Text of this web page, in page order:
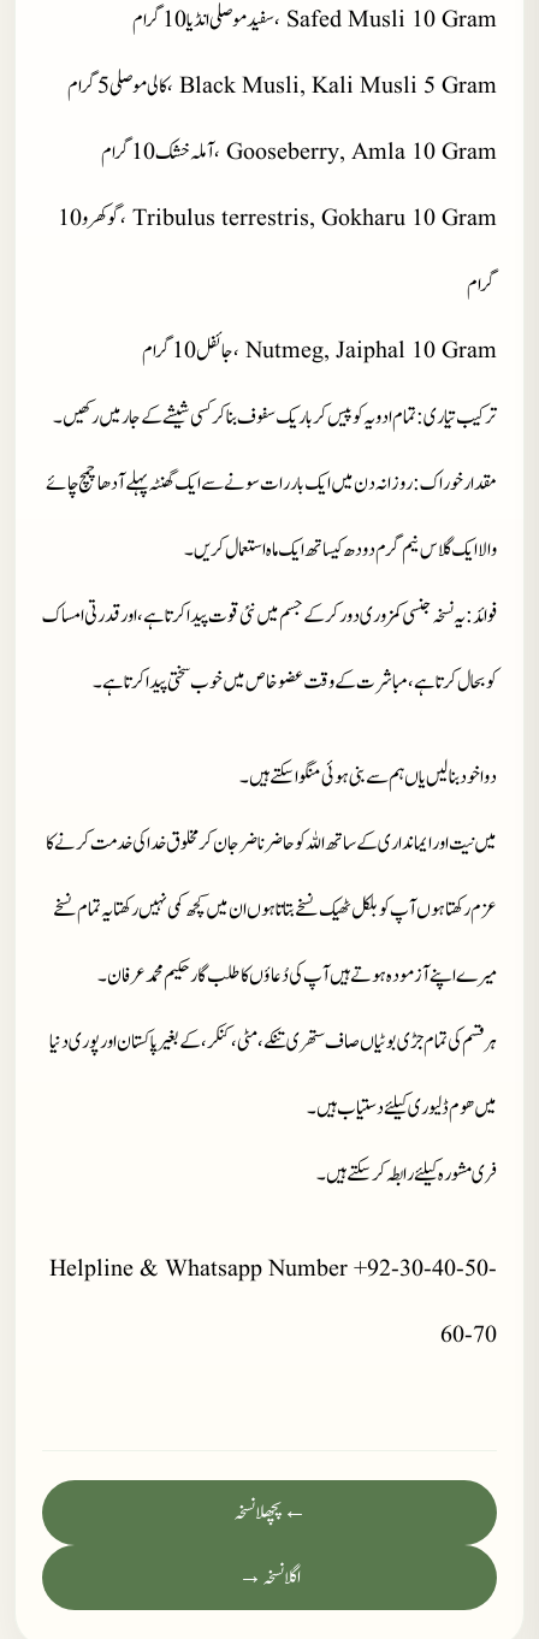
Safed Musli 10 Gram ، سفید موصلی انڈیا 10 گرام
Black Musli, Kali Musli 5 Gram ،
کالی موصلی 5 گرام
Gooseberry, Amla 10 Gram ، آملہ خشک 10 گرام
Tribulus terrestris, Gokharu 10 Gram ،
گوکھرو 10
گرام
Nutmeg, Jaiphal 10 Gram ، جائفل 10 گرام
ترکیب تیاری: تمام ادویہ کو پیس کر باریک سفوف بنا کر کسی شیشے کے جار میں رکھیں۔
مقدار خوراک: روزانہ دن میں ایک بار رات سونے سے ایک گھنٹہ پہلے آدھا چمچ چائے
والا ایک گلاس نیم گرم دودھ کیساتھ ایک ماہ استعمال کریں۔
فوائد: یہ نسخہ جنسی کمزوری دور کر کے جسم میں نئی قوت پیدا کرتا ہے، اور قدرتی امساک
کو بحال کرتا ہے، مباشرت کے وقت عضو خاص میں خوب سختی پیدا کرتا ہے۔
دوا خود بنا لیں یاں ہم سے بنی ہوئی منگوا سکتے ہیں۔
میں نیت اور ایمانداری کے ساتھ اللہ کو حاضر ناضر جان کر مخلوق خدا کی خدمت کرنے کا
عزم رکھتا ہوں آپ کو بلکل ٹھیک نسخے بتاتا ہوں ان میں کچھ کمی نہیں رکھتا یہ تمام نسخے
میرے اپنے آزمودہ ہوتے ہیں آپ کی دُعاؤں کا طلب گار حکیم محمد عرفان۔
ہر قسم کی تمام جڑی بوٹیاں صاف ستھری تنکے، مٹی، کنکر، کے بغیر پاکستان اور پوری دنیا
میں ھوم ڈلیوری کیلئے دستیاب ہیں۔
فری مشورہ کیلئے رابطہ کر سکتے ہیں۔
Helpline & Whatsapp Number +92-30-40-50-
60-70
← پچھلا نسخہ
اگلا نسخہ →